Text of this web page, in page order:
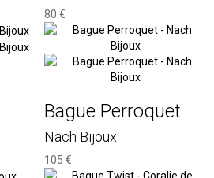
80 €
Bague Perroquet
Nach Bijoux
105 €